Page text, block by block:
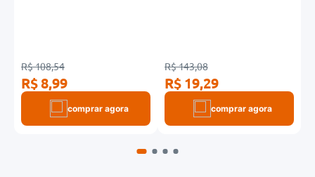
R$ 108,54
R$ 8,99
comprar agora
R$ 143,08
R$ 19,29
comprar agora